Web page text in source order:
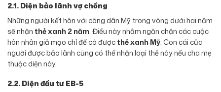
2.1. Diện bảo lãnh vợ chồng
Những người kết hôn với công dân Mỹ trong vòng dưới hai năm
sẽ nhận thẻ xanh 2 năm. Điều này nhằm ngăn chặn các cuộc
hôn nhân giả mạo chỉ để có đượcthẻ xanh Mỹ. Con cái của
người được bảo lãnh cũng có thể nhận loại thẻ này nếu cha mẹ
thuộc diện này.
2.2. Diện đầu tư EB-5